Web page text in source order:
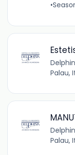
•
Palau,
Palau,